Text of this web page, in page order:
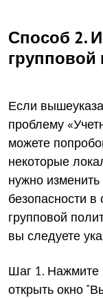
Способ 2.
групповой
Если
проблему
можете
некоторые
нужно
безопасности
групповой
вы следуете
Шаг 1. Нажмите
открыть окно